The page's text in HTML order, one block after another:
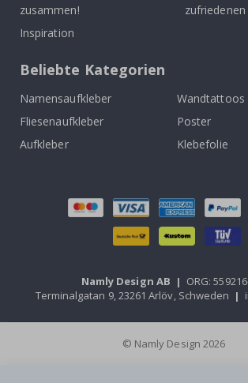
zusammen!
Inspiration
Beliebte Kategorien
Namensaufkleber
Wandtattoos
Fliesenaufkleber
Poster
Aufkleber
Klebefolie
Namly Design AB | ORG:
Terminalgatan 9, 23261 Arlöv, Schweden |
© Namly Design 2026